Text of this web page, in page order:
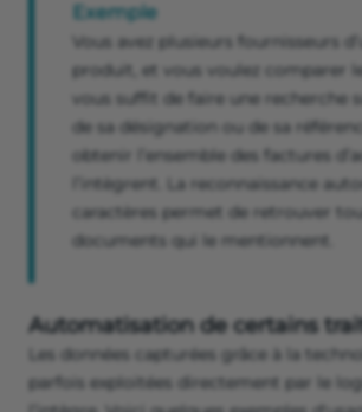
Exemple
Vous avez plusieurs fournisseurs
produit, et vous voulez comparer
vous suffit de faire une recherche
de sa désignation ou de sa
obtenir l’ensemble des factures
l’intègrent. La reconnaissance
caractères permet de retrouver
documents qui le mentionnent.
Automatisation de certains
Les données capturées grâce à la
parfois exploitées directement par le